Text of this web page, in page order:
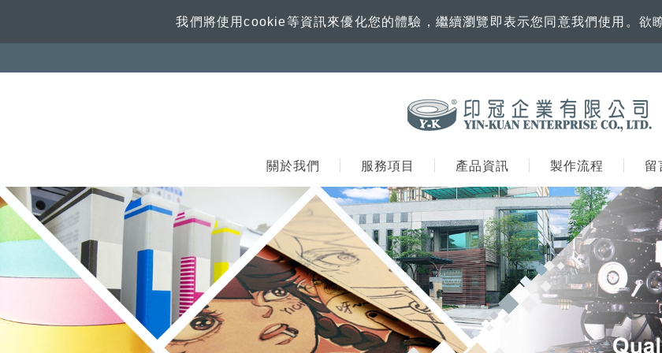
我們將使用cookie等資訊來優化您的體驗，繼續瀏覽即表示您同意我們使用。欲
關於我們 服務項目 產品資訊 製作流程 留